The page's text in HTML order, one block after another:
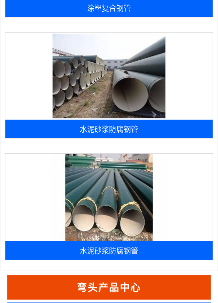
涂塑复合钢管
水泥砂浆防腐钢管
水泥砂浆防腐钢管
弯头产品中心